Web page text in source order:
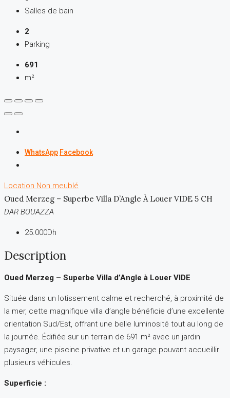
Salles de bain
2
Parking
691
m²
WhatsApp Facebook
Location Non meublé
Oued Merzeg – Superbe Villa D’Angle À Louer VIDE 5 CH
DAR BOUAZZA
25.000Dh
Description
Oued Merzeg – Superbe Villa d’Angle à Louer VIDE
Située dans un lotissement calme et recherché, à proximité de
la mer, cette magnifique villa d’angle bénéficie d’une excellente
orientation Sud/Est, offrant une belle luminosité tout au long de
la journée. Édifiée sur un terrain de 691 m² avec un jardin
paysager, une piscine privative et un garage pouvant accueillir
plusieurs véhicules.
Superficie :